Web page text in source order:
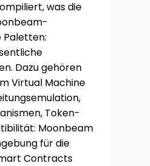
was die
Paletten:
Dazu gehören
Virtual Machine
Token-
Moonbeam
für die
Contracts